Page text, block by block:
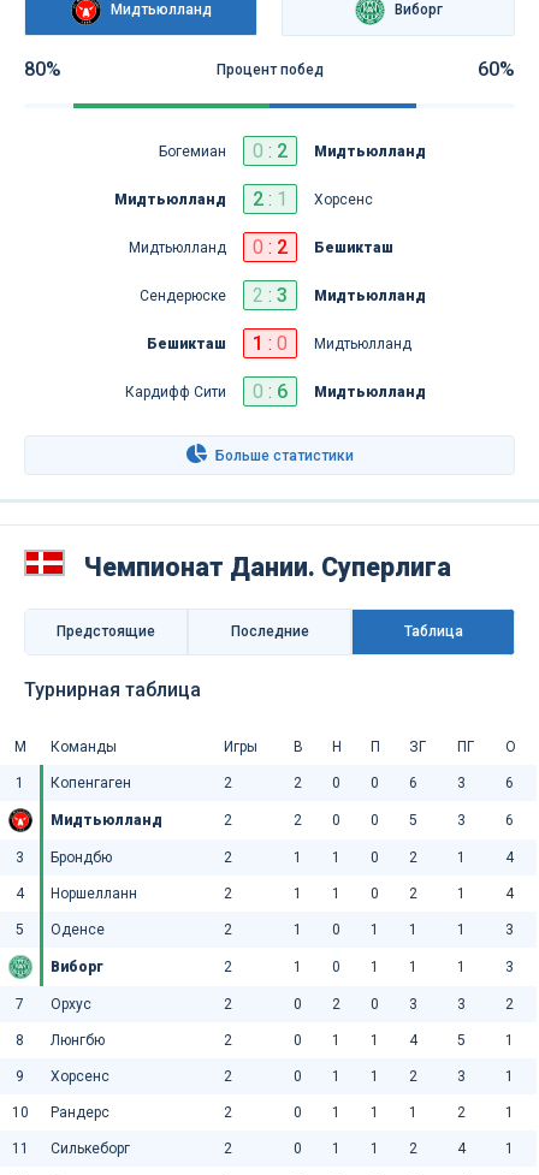
Мидтьюлланд Виборг
80% Процент побед 60%
Богемиан 0 : 2 Мидтьюлланд
Мидтьюлланд 2: 1 Хорсенс
Мидтьюлланд 0 : 2 Бешикташ
Сендерюске 2 : 3 Мидтьюлланд
Бешикташ 1 : 0 Мидтьюлланд
Кардифф Сити 0 : 6 Мидтьюлланд
Больше статистики
Чемпионат Дании. Суперлига
Предстоящие Последниe Таблица
Турнирная таблица
М Команды Игры В Н П ЗГ ПГ О
1 Копенгаген 2 2 0 0 6 3 6
Мидтьюлланд 2 2 0 0 5 3 6
3 Брондбю 2 1 1 0 2 1 4
4 Норшелланн 2 1 1 0 2 1 4
5 Оденсе 2 1 0 1 1 1 3
Виборг 2 1 0 1 1 1 3
7 Орхус 2 0 2 0 3 3 2
8 Люнгбю 2 0 1 1 4 5 1
9 Хорсенс 2 0 1 1 2 3 1
10 Рандерс 2 0 1 1 1 2 1
11 Силькеборг 2 0 1 1 2 4 1